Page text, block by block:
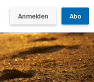
Anmelden Abo